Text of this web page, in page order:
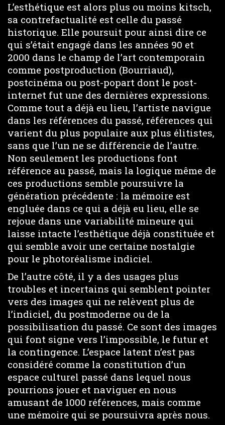
L’esthétique est alors plus ou moins kitsch,
sa contrefactualité est celle du passé
historique. Elle poursuit pour ainsi dire ce
qui s’était engagé dans les années 90 et
2000 dans le champ de l’art contemporain
comme postproduction (Bourriaud),
postcinéma ou post-popart dont le post-
internet fut une des dernières expressions.
Comme tout a déjà eu lieu, l’artiste navigue
dans les références du passé, références qui
varient du plus populaire aux plus élitistes,
sans que l’un ne se différencie de l’autre.
Non seulement les productions font
référence au passé, mais la logique même de
ces productions semble poursuivre la
génération précédente : la mémoire est
engluée dans ce qui a déjà eu lieu, elle se
rejoue dans une variabilité mineure qui
laisse intacte l’esthétique déjà constituée et
qui semble avoir une certaine nostalgie
pour le photoréalisme indiciel.
De l’autre côté, il y a des usages plus
troubles et incertains qui semblent pointer
vers des images qui ne relèvent plus de
l’indiciel, du postmoderne ou de la
possibilisation du passé. Ce sont des images
qui font signe vers l’impossible, le futur et
la contingence. L’espace latent n’est pas
considéré comme la constitution d’un
espace culturel passé dans lequel nous
pourrions jouer et naviguer en nous
amusant de 1000 références, mais comme
une mémoire qui se poursuivra après nous.